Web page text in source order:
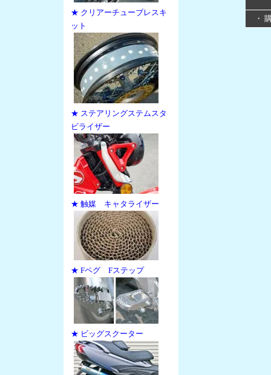
★ クリアーチューブレスキ
ット
★ ステアリングステムスタ
ビライザー
★ 触媒 キャタライザー
★ Fペグ Fステップ
★ ビッグスクーター
・